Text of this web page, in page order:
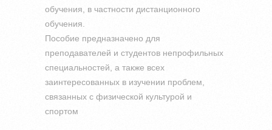
обучения, в частности дистанционного
обучения.
Пособие предназначено для
преподавателей и студентов непрофильных
специальностей, а также всех
заинтересованных в изучении проблем,
связанных с физической культурой и
спортом